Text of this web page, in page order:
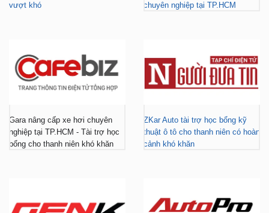
vượt khó
chuyên nghiệp tại TP.HCM
Gara nâng cấp xe hơi chuyên
nghiệp tại TP.HCM - Tài trợ học
bổng cho thanh niên khó khăn
ZKar Auto tài trợ học bổng kỹ
thuật ô tô cho thanh niên có hoàn
cảnh khó khăn